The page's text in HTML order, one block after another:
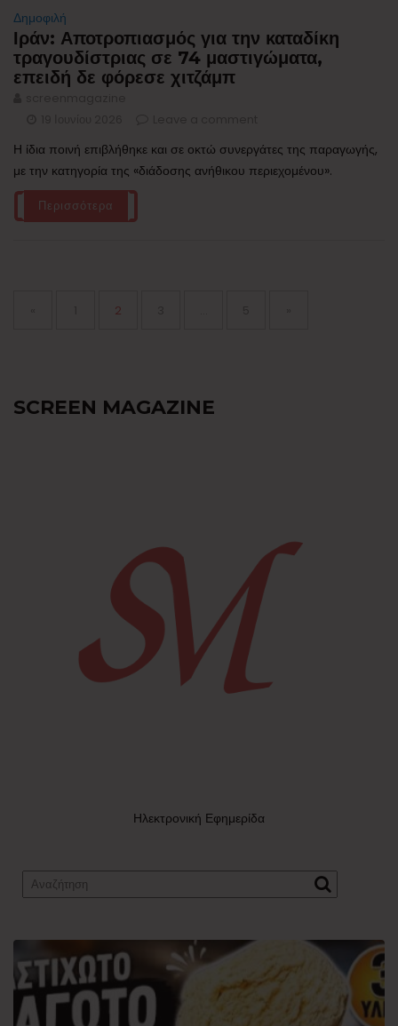
Δημοφιλή
Ιράν: Αποτροπιασμός για την καταδίκη
τραγουδίστριας σε 74 μαστιγώματα,
επειδή δε φόρεσε χιτζάμπ
Η ίδια ποινή επιβλήθηκε και σε οκτώ συνεργάτες της παραγωγής,
με την κατηγορία της «διάδοσης ανήθικου περιεχομένου».
Περισσότερα
Page
2
SCREEN MAGAZINE
Ηλεκτρονική Εφημερίδα